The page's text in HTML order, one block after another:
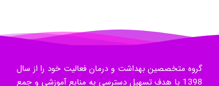
Mohammad
Tavan
گروه متخصصین بهداشت و درمان فعالیت خود را از سال
1398 با هدف تسهیل دسترسی به منابع آموزشی و جمع